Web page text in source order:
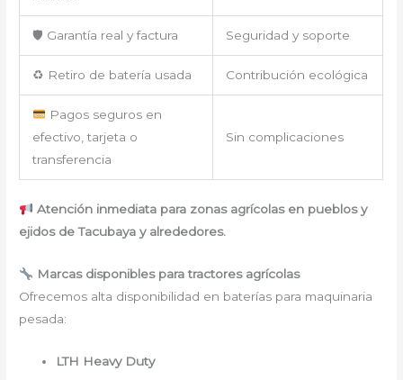
🛡 Garantía real y factura Seguridad y soporte
♻ Retiro de batería usada Contribución ecológica
Pagos seguros en
efectivo, tarjeta o
transferencia
Sin complicaciones
Atención inmediata para zonas agrícolas en pueblos y
ejidos de Tacubaya y alrededores.
Marcas disponibles para tractores agrícolas
Ofrecemos alta disponibilidad en baterías para maquinaria
pesada:
LTH Heavy Duty